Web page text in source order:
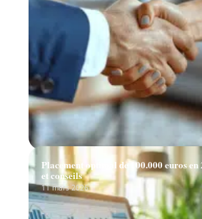
Placement optimal de 100.000 euros en
et conseils
11 mars 2026